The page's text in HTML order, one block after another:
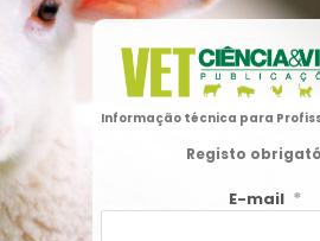
Informação técnica para
Registo
E-mail *